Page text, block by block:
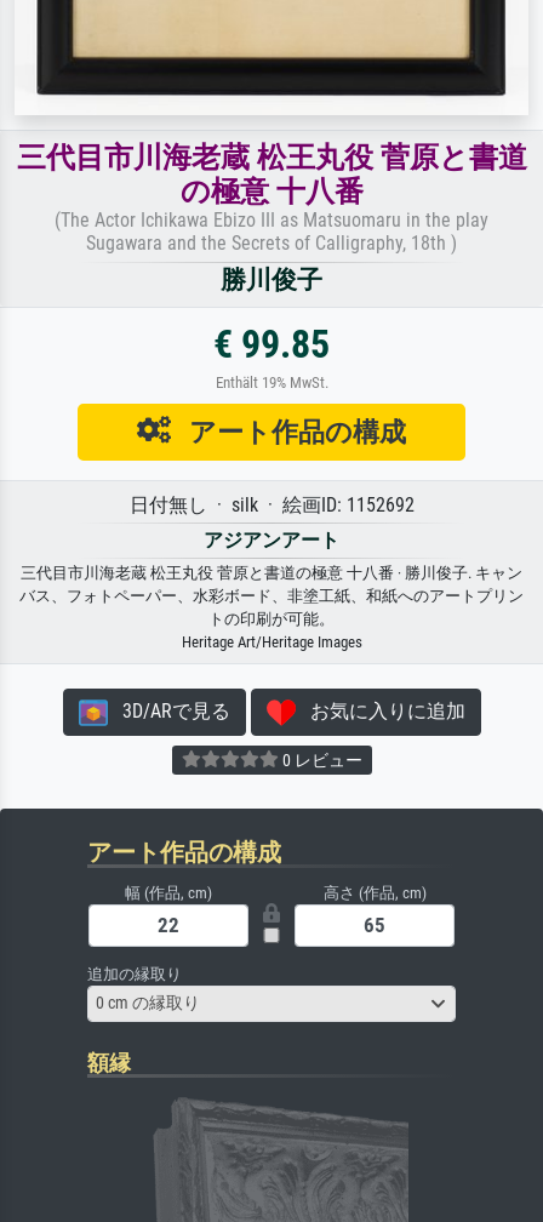
三代目市川海老蔵 松王丸役 菅原と書道
の極意 十八番
(The Actor Ichikawa Ebizo III as Matsuomaru in the play
Sugawara and the Secrets of Calligraphy, 18th )
勝川俊子
€ 99.85
Enthält 19% MwSt.
アート作品の構成
日付無し · silk · 絵画ID: 1152692
アジアンアート
三代目市川海老蔵 松王丸役 菅原と書道の極意 十八番 · 勝川俊子. キャン
バス、フォトペーパー、水彩ボード、非塗工紙、和紙へのアートプリン
トの印刷が可能。
Heritage Art/Heritage Images
3D/ARで見る お気に入りに追加
0 レビュー
アート作品の構成
幅 (作品, cm) 高さ (作品, cm)
追加の縁取り
0 cm の縁取り
額縁